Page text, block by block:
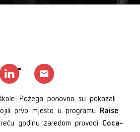
Požega ponovno su pokazali
prvo mjesto u programu Raise
godinu zaredom provodi Coca-